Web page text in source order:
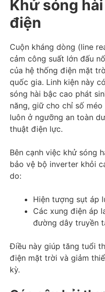
Khử sóng
điện
Cuộn kháng dòng (line
cảm công suất lớn đấu
của hệ thống điện mặt
quốc gia. Linh kiện này
sóng hài bậc cao phát
năng, giữ cho chỉ số
luôn ở ngưỡng an toàn
thuật điện lực.
Bên cạnh việc khử sóng
bảo vệ bộ inverter khỏi
do:
Hiện tượng sụt áp
Các xung điện áp
đường dây truyền
Điều này giúp tăng tuổi
điện mặt trời và giảm
kỳ.